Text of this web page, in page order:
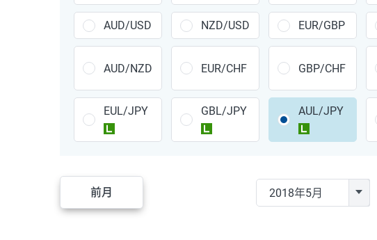
CHF/JPY 34円
PLN/JPY 35円
HUF/JPY 16円
ZAR/JPY 130円
MXN/JPY 140円
AUD/USD NZD/USD EUR/GBP
AUD/NZD EUR/CHF GBP/CHF
EUL/JPY
GBL/JPY
AUL/JPY
前月